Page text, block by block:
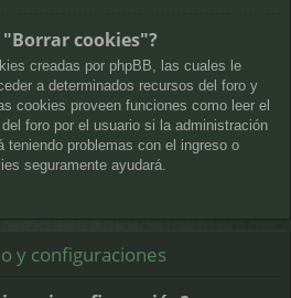
cookies"?
creadas por phpBB, las cuales le
a determinados recursos del foro y
cookies proveen funciones como leer el
foro por el usuario si la administración
teniendo problemas con el ingreso o
seguramente ayudará.
y configuraciones